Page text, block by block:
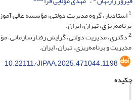
1استادیار، گروه مدیریت دولتی، مؤسسه عالی
برنامه‌ریزی، تهران، ایران.
2دکتری، مدیریت دولتی، گرایش
مدیریت و برنامه‌ریزی، تهران، ایران.
10.22111/JIPAA.2025.471044.1198
چکیده